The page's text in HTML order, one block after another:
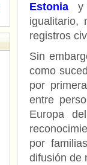
Estonia
igualitario,
registros
Sin
como
por
entre
Europa
por
difusión de